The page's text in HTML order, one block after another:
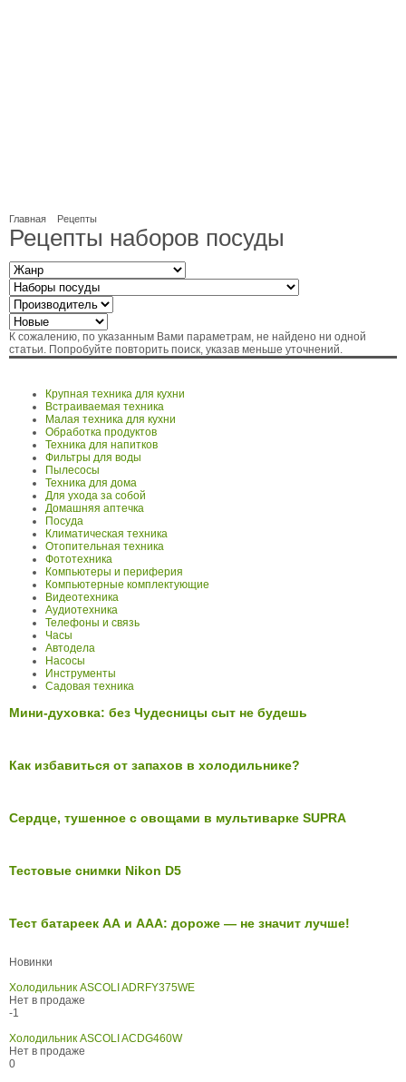
Главная Рецепты
Рецепты наборов посуды
К сожалению, по указанным Вами параметрам, не найдено ни одной
статьи. Попробуйте повторить поиск, указав меньше уточнений.
Крупная техника для кухни
Встраиваемая техника
Малая техника для кухни
Обработка продуктов
Техника для напитков
Фильтры для воды
Пылесосы
Техника для дома
Для ухода за собой
Домашняя аптечка
Посуда
Климатическая техника
Отопительная техника
Фототехника
Компьютеры и периферия
Компьютерные комплектующие
Видеотехника
Аудиотехника
Телефоны и связь
Часы
Автодела
Насосы
Инструменты
Садовая техника
Мини-духовка: без Чудесницы сыт не будешь
Как избавиться от запахов в холодильнике?
Сердце, тушенное с овощами в мультиварке SUPRA
Тестовые снимки Nikon D5
Тест батареек АА и ААА: дороже — не значит лучше!
Новинки
Холодильник ASCOLI ADRFY375WE
Нет в продаже
-1
Холодильник ASCOLI ACDG460W
Нет в продаже
0